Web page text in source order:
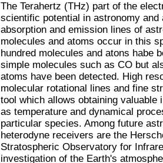
The Terahertz (THz) part of the
scientific potential in astronomy
absorption and emission lines of
molecules and atoms occur in this
hundred molecules and atons habe
simple molecules such as CO but
atoms have been detected. High
molecular rotational lines and fine
tool which allows obtaining
as temperature and dynamical
particular species. Among future
heterodyne receivers are the
Stratospheric Observatory for
investigation of the Earth's